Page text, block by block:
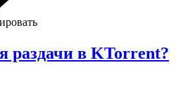
раздачи в KTorrent?